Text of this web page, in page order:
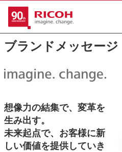
ブランドメッセージ
想像力の結集で、変革を
生み出す。
未来起点で、お客様に新
しい価値を提供していき